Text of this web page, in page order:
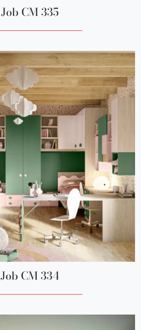
Job CM 335
Job CM 334